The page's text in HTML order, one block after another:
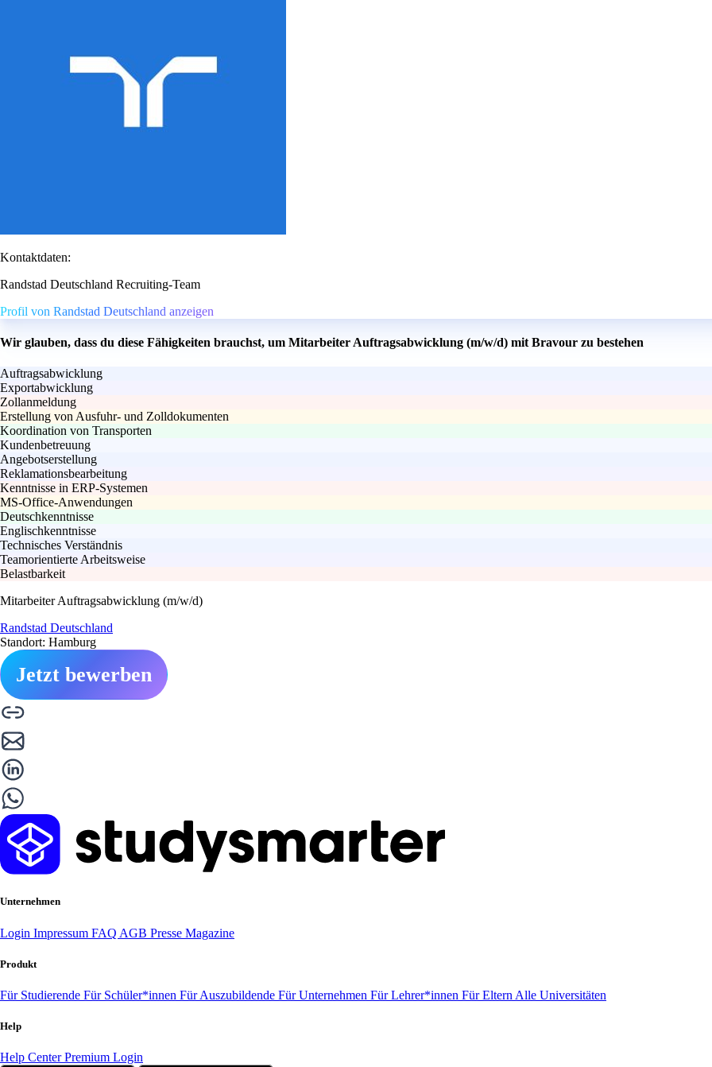
Kontaktdaten:
Randstad Deutschland Recruiting-Team
Profil von Randstad Deutschland anzeigen
Wir glauben, dass du diese Fähigkeiten brauchst, um Mitarbeiter Auftragsabwicklung (m/w/d) mit Bravour zu bestehen
Auftragsabwicklung
Exportabwicklung
Zollanmeldung
Erstellung von Ausfuhr- und Zolldokumenten
Koordination von Transporten
Kundenbetreuung
Angebotserstellung
Reklamationsbearbeitung
Kenntnisse in ERP-Systemen
MS-Office-Anwendungen
Deutschkenntnisse
Englischkenntnisse
Technisches Verständnis
Teamorientierte Arbeitsweise
Belastbarkeit
Mitarbeiter Auftragsabwicklung (m/w/d)
Randstad Deutschland
Standort: Hamburg
Jetzt bewerben
Unternehmen
Login Impressum FAQ AGB Presse Magazine
Produkt
Für Studierende Für Schüler*innen Für Auszubildende Für Unternehmen Für Lehrer*innen Für Eltern Alle Universitäten
Help
Help CenterPremium Login